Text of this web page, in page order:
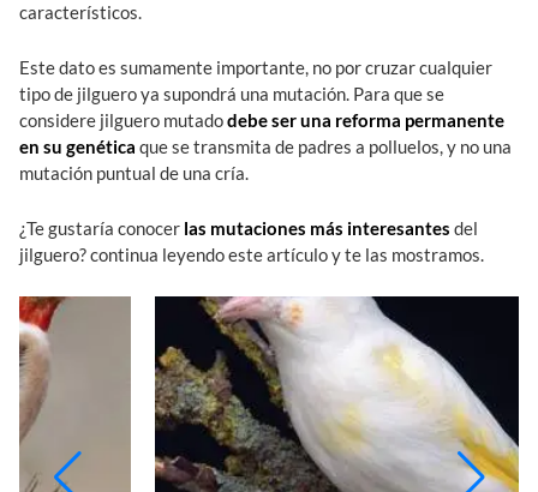
característicos.
Este dato es sumamente importante, no por cruzar cualquier
tipo de jilguero ya supondrá una mutación. Para que se
considere jilguero mutadodebe ser una reforma permanente
en su genética que se transmita de padres a polluelos, y no una
mutación puntual de una cría.
¿Te gustaría conocer las mutaciones más interesantes del
jilguero? continua leyendo este artículo y te las mostramos.